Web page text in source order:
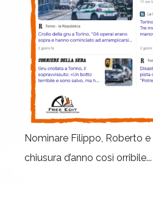
Nominare Filippo, Roberto
chiusura d’anno così orribile...